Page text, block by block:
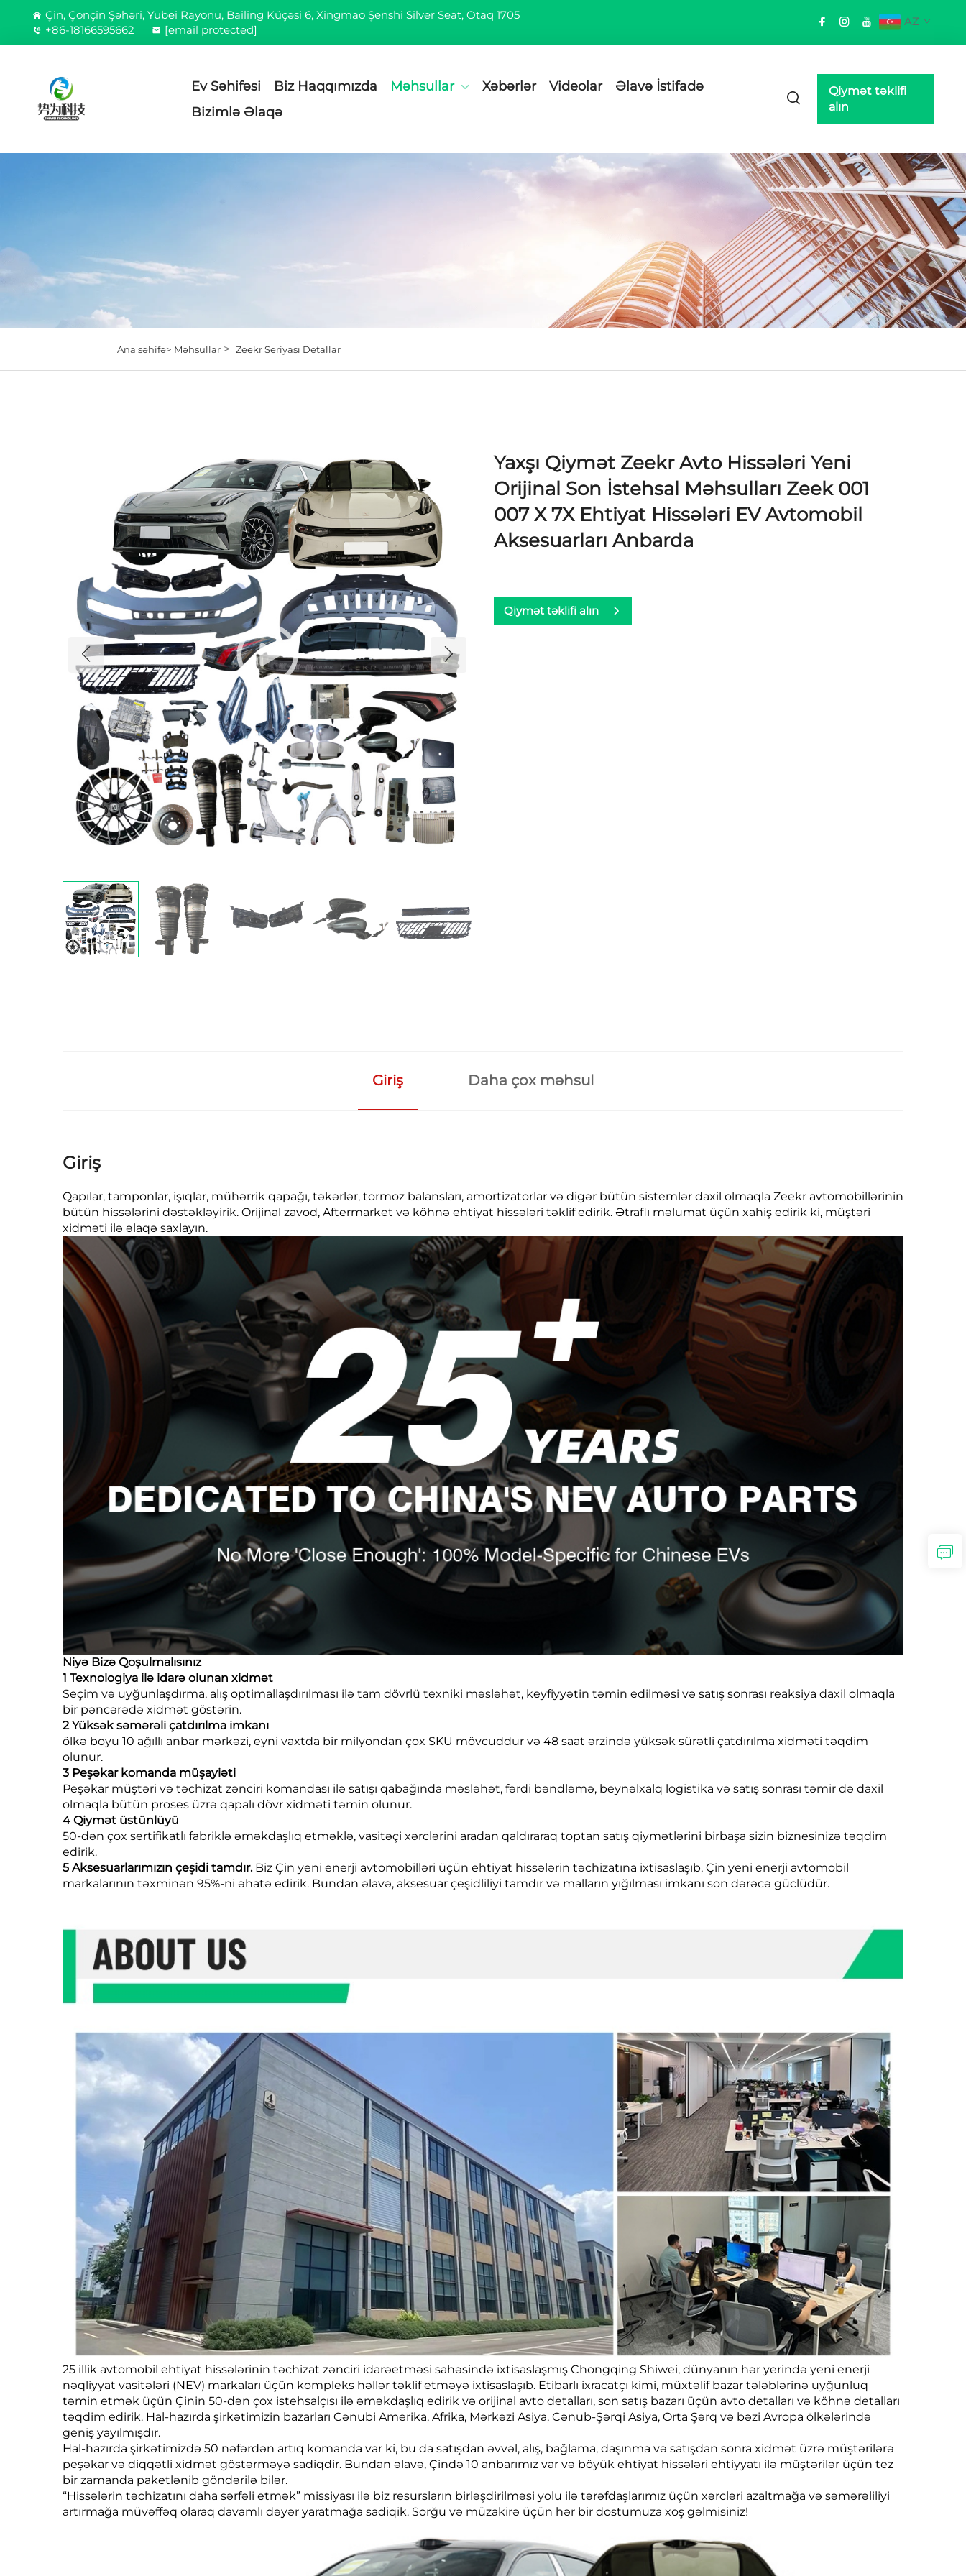
Çin, Çonçin Şəhəri, Yubei Rayonu, Bailing Küçəsi 6, Xingmao Şenshi Silver Seat, Otaq 1705
+86-18166595662
[email protected]
AZ
Ev Səhifəsi Biz Haqqımızda Məhsullar Xəbərlər Videolar
Əlavə İstifadə
Bizimlə Əlaqə
Qiymət təklifi
alın
Ana səhifə> Məhsullar> Zeekr Seriyası Detallar
Yaxşı Qiymət Zeekr Avto Hissələri Yeni
Orijinal Son İstehsal Məhsulları Zeek 001
007 X 7X Ehtiyat Hissələri EV Avtomobil
Aksesuarları Anbarda
Qiymət təklifi alın
Giriş Daha çox məhsul
Giriş
Qapılar, tamponlar, işıqlar, mühərrik qapağı, təkərlər, tormoz balansları, amortizatorlar və digər bütün sistemlər daxil olmaqla Zeekr avtomobillərinin
bütün hissələrini dəstəkləyirik. Orijinal zavod, Aftermarket və köhnə ehtiyat hissələri təklif edirik. Ətraflı məlumat üçün xahiş edirik ki, müştəri
xidməti ilə əlaqə saxlayın.
Niyə Bizə Qoşulmalısınız
1 Texnologiya ilə idarə olunan xidmət
Seçim və uyğunlaşdırma, alış optimallaşdırılması ilə tam dövrlü texniki məsləhət, keyfiyyətin təmin edilməsi və satış sonrası reaksiya daxil olmaqla
bir pəncərədə xidmət göstərin.
2 Yüksək səmərəli çatdırılma imkanı
ölkə boyu 10 ağıllı anbar mərkəzi, eyni vaxtda bir milyondan çox SKU mövcuddur və 48 saat ərzində yüksək sürətli çatdırılma xidməti təqdim
olunur.
3 Peşəkar komanda müşayiəti
Peşəkar müştəri və təchizat zənciri komandası ilə satışı qabağında məsləhət, fərdi bəndləmə, beynəlxalq logistika və satış sonrası təmir də daxil
olmaqla bütün proses üzrə qapalı dövr xidməti təmin olunur.
4 Qiymət üstünlüyü
50-dən çox sertifikatlı fabriklə əməkdaşlıq etməklə, vasitəçi xərclərini aradan qaldıraraq toptan satış qiymətlərini birbaşa sizin biznesinizə təqdim
edirik.
5 Aksesuarlarımızın çeşidi tamdır. Biz Çin yeni enerji avtomobilləri üçün ehtiyat hissələrin təchizatına ixtisaslaşıb, Çin yeni enerji avtomobil
markalarının təxminən 95%-ni əhatə edirik. Bundan əlavə, aksesuar çeşidliliyi tamdır və malların yığılması imkanı son dərəcə güclüdür.
25 illik avtomobil ehtiyat hissələrinin təchizat zənciri idarəetməsi sahəsində ixtisaslaşmış Chongqing Shiwei, dünyanın hər yerində yeni enerji
nəqliyyat vasitələri (NEV) markaları üçün kompleks həllər təklif etməyə ixtisaslaşıb. Etibarlı ixracatçı kimi, müxtəlif bazar tələblərinə uyğunluq
təmin etmək üçün Çinin 50-dən çox istehsalçısı ilə əməkdaşlıq edirik və orijinal avto detalları, son satış bazarı üçün avto detalları və köhnə detalları
təqdim edirik. Hal-hazırda şirkətimizin bazarları Cənubi Amerika, Afrika, Mərkəzi Asiya, Cənub-Şərqi Asiya, Orta Şərq və bəzi Avropa ölkələrində
geniş yayılmışdır.
Hal-hazırda şirkətimizdə 50 nəfərdən artıq komanda var ki, bu da satışdan əvvəl, alış, bağlama, daşınma və satışdan sonra xidmət üzrə müştərilərə
peşəkar və diqqətli xidmət göstərməyə sadiqdir. Bundan əlavə, Çində 10 anbarımız var və böyük ehtiyat hissələri ehtiyyatı ilə müştərilər üçün tez
bir zamanda paketlənib göndərilə bilər.
“Hissələrin təchizatını daha sərfəli etmək” missiyası ilə biz resursların birləşdirilməsi yolu ilə tərəfdaşlarımız üçün xərcləri azaltmağa və səmərəliliyi
artırmağa müvəffəq olaraq davamlı dəyər yaratmağa sadiqik. Sorğu və müzakirə üçün hər bir dostumuza xoş gəlmisiniz!